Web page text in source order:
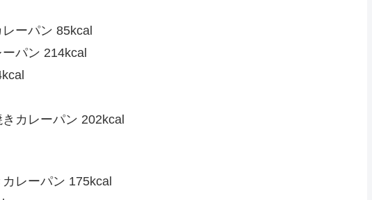
ーパン 85kcal
パン 214kcal
カレーパン 202kcal
レーパン 175kcal